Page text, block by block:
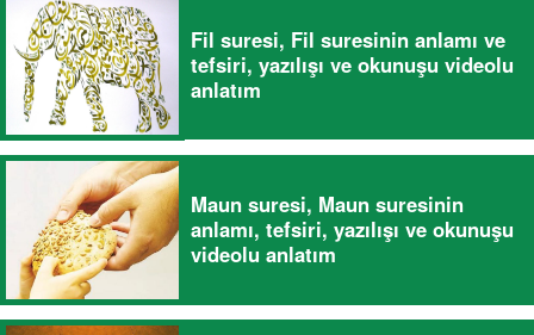
Fil suresi, Fil suresinin anlamı ve
tefsiri, yazılışı ve okunuşu videolu
anlatım
Maun suresi, Maun suresinin
anlamı, tefsiri, yazılışı ve okunuşu
videolu anlatım